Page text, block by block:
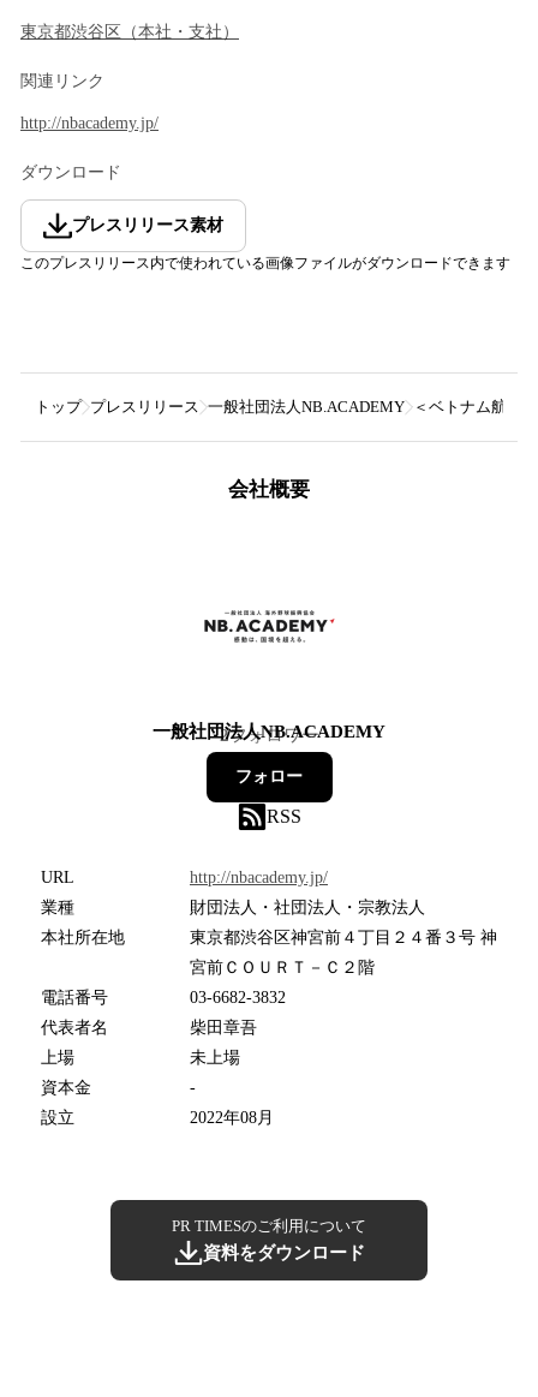
東京都渋谷区 （本社・支社 ）
関連リンク
http://nbacademy.jp/
ダウンロード
プレスリリース素材
このプレスリリース内で使われている画像ファイルがダウンロードできます
トップ プレスリリース 一般社団法人NB.ACADEMY ＜ベトナム航空
会社概要
一般社団法人NB.ACADEMY
2フォロワー
フォロー
RSS
URL
http://nbacademy.jp/
業種
財団法人・社団法人・宗教法人
本社所在地
東京都渋谷区神宮前４丁目２４番３号 神
宮前ＣＯＵＲＴ－Ｃ２階
電話番号
03-6682-3832
代表者名
柴田章吾
上場
未上場
資本金
-
設立
2022年08月
PR TIMESのご利用について
資料をダウンロード